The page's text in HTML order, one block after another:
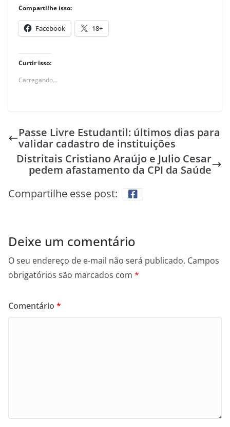
Compartilhe isso:
Facebook 18+
Curtir isso:
Carregando...
Passe Livre Estudantil: últimos dias para
validar cadastro de instituições
Distritais Cristiano Araújo e Julio Cesar
pedem afastamento da CPI da Saúde
Compartilhe esse post:
Deixe um comentário
O seu endereço de e-mail não será publicado. Campos
obrigatórios são marcados com *
Comentário *